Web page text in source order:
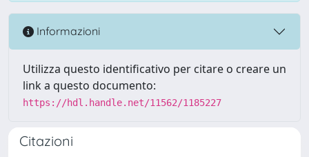
Informazioni
Utilizza questo identificativo per citare o creare un
link a questo documento:
https://hdl.handle.net/11562/1185227
Citazioni